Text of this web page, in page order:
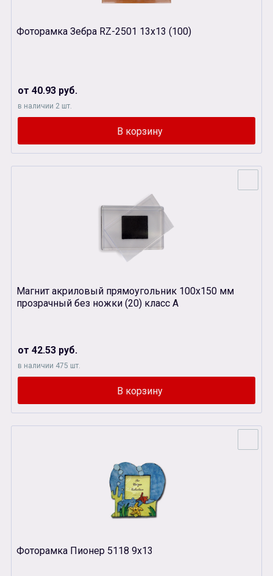
Фоторамка Зебра RZ-2501 13х13 (100)
от 40.93 руб.
в наличии 2 шт.
Магнит акриловый прямоугольник 100х150 мм
прозрачный без ножки (20) класс А
от 42.53 руб.
в наличии 475 шт.
Фоторамка Пионер 5118 9х13